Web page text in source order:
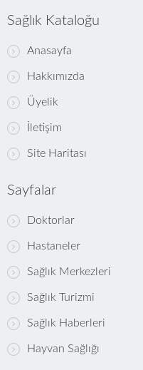
Sağlık Kataloğu
Anasayfa
Hakkımızda
Üyelik
İletişim
Site Haritası
Sayfalar
Doktorlar
Hastaneler
Sağlık Merkezleri
Sağlık Turizmi
Sağlık Haberleri
Hayvan Sağlığı